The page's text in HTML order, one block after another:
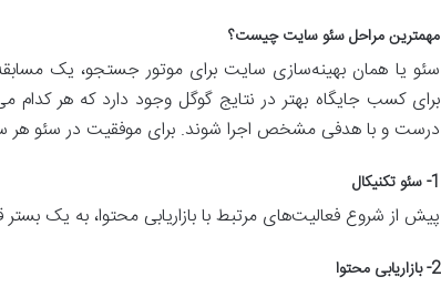
مهمترین مراحل سئو سایت چیست؟
سئو یا همان بهینه‌سازی سایت برای موتور جستجو، یک
برای کسب جایگاه بهتر در نتایج گوگل وجود دارد که هر کدام
درست و با هدفی مشخص اجرا شوند. برای موفقیت در سئو هر سایت نیازمند 3 بازوی اصلی
1- سئو تکنیکال
پیش از شروع فعالیت‌های مرتبط با بازاریابی محتوا، به یک
2- بازاریابی محتوا